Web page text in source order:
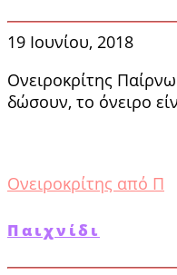
19 Ιουνίου, 2018
Ονειροκρίτης
δώσουν, το όνειρο
Ονειροκρίτης από Π
Παιχνίδι